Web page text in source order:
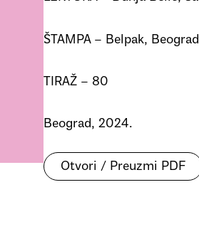
ŠTAMPA – Belpak, Beograd
TIRAŽ – 80
Beograd, 2024.
Otvori / Preuzmi PDF